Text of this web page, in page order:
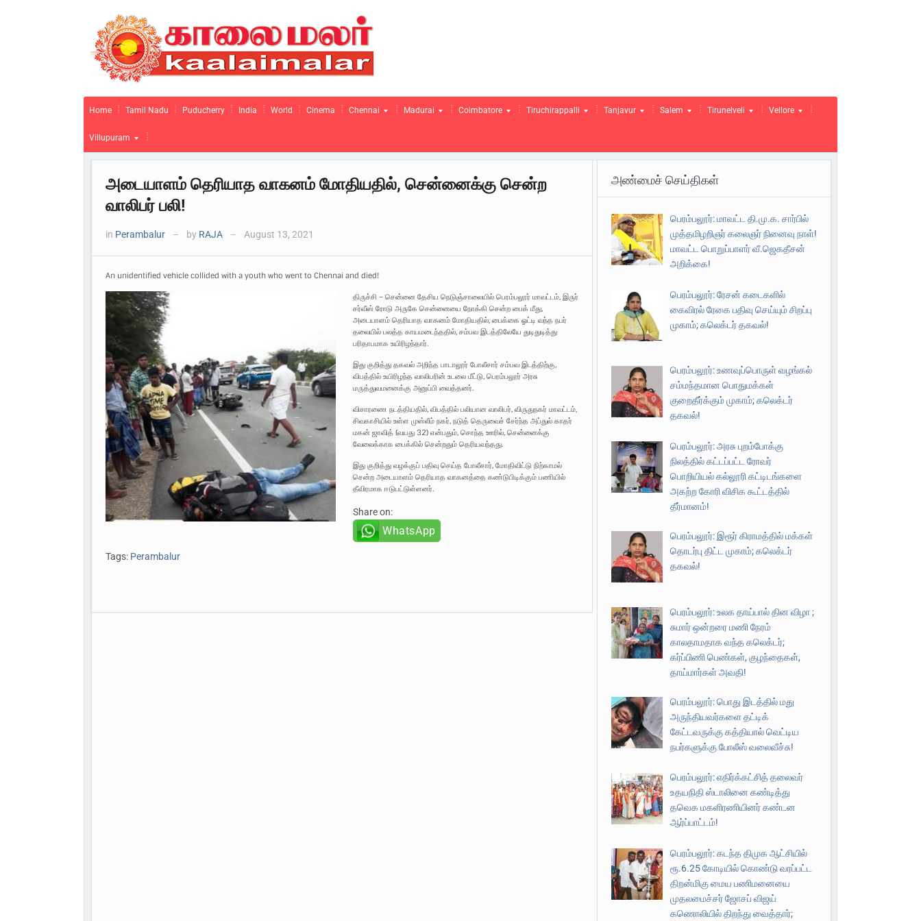
Home Tamil Nadu Puducherry India World Cinema Chennai Madurai Coimbatore Tiruchirappalli Tanjavur Salem Tirunelveli Vellore
Villupuram
அடையாளம் தெரியாத வாகனம் மோதியதில், சென்னைக்கு சென்ற
வாலிபர் பலி!
in Perambalur — by RAJA — August 13, 2021
An unidentified vehicle collided with a youth who went to Chennai and died!
திருச்சி – சென்னை தேசிய நெடுஞ்சாலையில் பெரம்பலூர் மாவட்டம், இருர்
சர்வீஸ் ரோடு அருகே சென்னையை நோக்கி சென்ற பைக் மீது,
அடையாளம் தெரியாத வாகனம் மோதியதில், பைக்கை ஓட்டி வந்த நபர்
தலையில் பலத்த காயமடைந்ததில், சம்பவ இடத்திலேயே துடிதுடித்து
பரிதாபமாக உயிரிழந்தார்.
இது குறித்து தகவல் அறிந்த பாடாலூர் போலீசார் சம்பவ இடத்திற்கு,
விபத்தில் உயிரிழந்த வாலிபரின் உடலை மீட்டு, பெரம்பலூர் அரசு
மருத்துவமனைக்கு அனுப்பி வைத்தனர்.
விசாரணை நடத்தியதில், விபத்தில் பலியான வாலிபர், விருதுநகர் மாவட்டம்,
சிவகாசியில் உள்ள முஸ்லீம் நகர், நடுத் தெருவைச் சேர்ந்த அப்துல் காதர்
மகன் ஜாவித் (வயது 32) என்பதும், சொந்த ஊரில், சென்னைக்கு
வேலைக்காக பைக்கில் சென்றதும் தெரியவந்தது.
இது குறித்து வழக்குப் பதிவு செய்த போலீசார், மோதிவிட்டு நிற்காமல்
சென்ற அடையாளம் தெரியாத வாகனத்தை கண்டுபிடிக்கும் பணியில்
தீவிரமாக ஈடுபட்டுள்ளனர்.
Share on:
WhatsApp
Tags: Perambalur
அண்மைச் செய்திகள்
பெரம்பலூர்: மாவட்ட தி.மு.க. சார்பில்
முத்தமிழறிஞர் கலைஞர் நினைவு நாள்!
மாவட்ட பொறுப்பாளர் வீ.ஜெகதீசன்
அறிக்கை!
பெரம்பலூர்: ரேசன் கடைகளில்
கைவிரல் ரேகை பதிவு செய்யும் சிறப்பு
முகாம்; கலெக்டர் தகவல்!
பெரம்பலூர்: உணவுப்பொருள் வழங்கல்
சம்மந்தமான பொதுமக்கள்
குறைதீர்க்கும் முகாம்; கலெக்டர்
தகவல்!
பெரம்பலூர்: அரசு புறம்போக்கு
நிலத்தில் கட்டப்பட்ட ரோவர்
பொறியியல் கல்லூரி கட்டிடங்களை
அகற்ற கோரி விசிக கூட்டத்தில்
தீர்மானம்!
பெரம்பலூர்: இரூர் கிராமத்தில் மக்கள்
தொடர்பு திட்ட முகாம்; கலெக்டர்
தகவல்!
பெரம்பலூர்: உலக தாய்பால் தின விழா ;
சுமார் ஒன்றரை மணி நேரம்
காலதாமதாக வந்த கலெக்டர்;
கர்ப்பிணி பெண்கள், குழந்தைகள்,
தாய்மார்கள் அவதி!
பெரம்பலூர்: பொது இடத்தில் மது
அருந்தியவர்களை தட்டிக்
கேட்டவருக்கு கத்தியால் வெட்டிய
நபர்களுக்கு போலீஸ் வலைவீச்சு!
பெரம்பலூர்: எதிர்க்கட்சித் தலைவர்
உதயநிதி ஸ்டாலினை கண்டித்து
தவெக மகளிரணியினர் கண்டன
ஆர்ப்பாட்டம்!
பெரம்பலூர்: கடந்த திமுக ஆட்சியில்
ரூ.6.25 கோடியில் கொண்டு வரப்பட்ட
திறன்மிகு மைய பணிமனையை
முதலமைச்சர் ஜோசப் விஜய்
கணொலியில் திறந்து வைத்தார்;